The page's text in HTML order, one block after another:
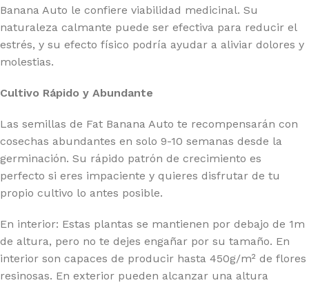
Banana Auto le confiere viabilidad medicinal. Su
naturaleza calmante puede ser efectiva para reducir el
estrés, y su efecto físico podría ayudar a aliviar dolores y
molestias.
Cultivo Rápido y Abundante
Las semillas de Fat Banana Auto te recompensarán con
cosechas abundantes en solo 9-10 semanas desde la
germinación. Su rápido patrón de crecimiento es
perfecto si eres impaciente y quieres disfrutar de tu
propio cultivo lo antes posible.
En interior: Estas plantas se mantienen por debajo de 1m
de altura, pero no te dejes engañar por su tamaño. En
interior son capaces de producir hasta 450g/m² de flores
resinosas. En exterior pueden alcanzar una altura